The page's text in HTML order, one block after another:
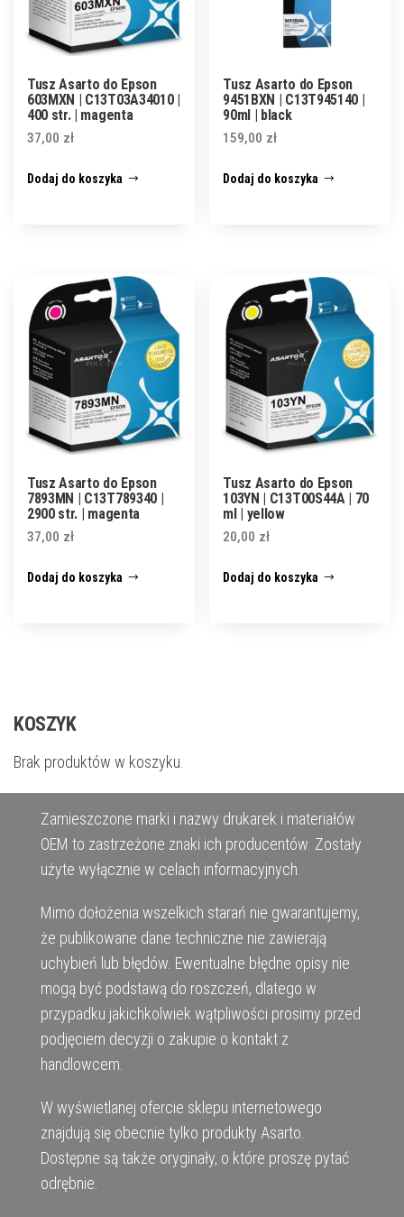
Tusz Asarto do Epson
603MXN | C13T03A34010 |
400 str. | magenta
37,00 zł
Dodaj do koszyka
Tusz Asarto do Epson
9451BXN | C13T945140 |
90ml | black
159,00 zł
Dodaj do koszyka
Tusz Asarto do Epson
7893MN | C13T789340 |
2900 str. | magenta
37,00 zł
Dodaj do koszyka
Tusz Asarto do Epson
103YN | C13T00S44A | 70
ml | yellow
20,00 zł
Dodaj do koszyka
KOSZYK
Brak produktów w koszyku.
Zamieszczone marki i nazwy drukarek i materiałów
OEM to zastrzeżone znaki ich producentów. Zostały
użyte wyłącznie w celach informacyjnych.
Mimo dołożenia wszelkich starań nie gwarantujemy,
że publikowane dane techniczne nie zawierają
uchybień lub błędów. Ewentualne błędne opisy nie
mogą być podstawą do roszczeń, dlatego w
przypadku jakichkolwiek wątpliwości prosimy przed
podjęciem decyzji o zakupie o kontakt z
handlowcem.
W wyświetlanej ofercie sklepu internetowego
znajdują się obecnie tylko produkty Asarto.
Dostępne są także oryginały, o które proszę pytać
odrębnie.